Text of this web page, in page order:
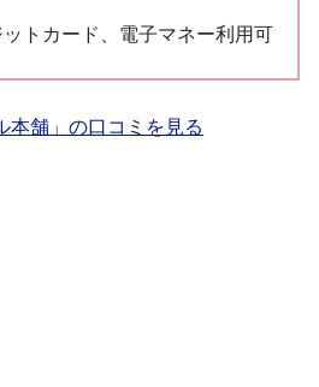
トカード、電子マネー利用可
本舗」の口コミを見る